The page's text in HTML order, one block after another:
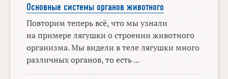
Основные системы органов животного
Повторим теперь всё, что мы узнали
на примере лягушки о строении животного
организма. Мы видели в теле лягушки много
различных органов, то есть ...